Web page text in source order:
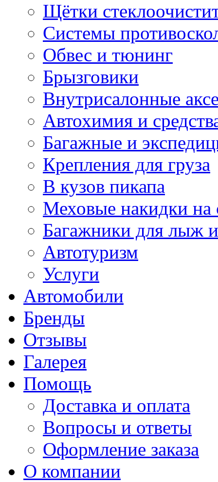
Щётки
Системы
Обвес и тюнинг
Брызговики
Внутрисалонные
Автохимия и
Багажные и
Крепления для груза
В кузов пикапа
Меховые накидки на
Багажники для лыж
Автотуризм
Услуги
Автомобили
Бренды
Отзывы
Галерея
Помощь
Доставка и оплата
Вопросы и ответы
Оформление заказа
О компании